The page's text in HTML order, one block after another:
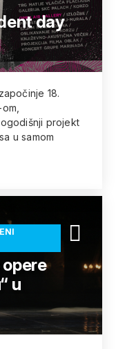
day
18.
projekt
u samom
u